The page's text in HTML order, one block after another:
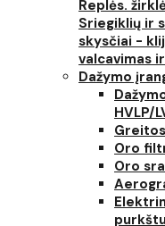
Replės.
Sriegiklių ir
skysčiai -
valcavimas
Dažymo
HVLP/
Oro
Oro